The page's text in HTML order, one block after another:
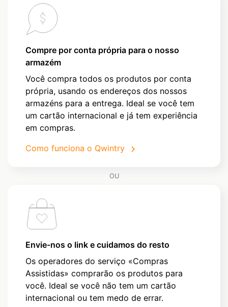
Compre por conta própria para o nosso
armazém
Você compra todos os produtos por conta
própria, usando os endereços dos nossos
armazéns para a entrega. Ideal se você tem
um cartão internacional e já tem experiência
em compras.
Como funciona o Qwintry
OU
Envie-nos o link e cuidamos do resto
Os operadores do serviço «Compras
Assistidas» comprarão os produtos para
você. Ideal se você não tem um cartão
internacional ou tem medo de errar.